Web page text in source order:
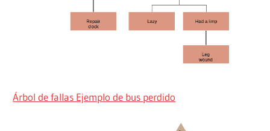
Árbol de fallas Ejemplo de bus perdido